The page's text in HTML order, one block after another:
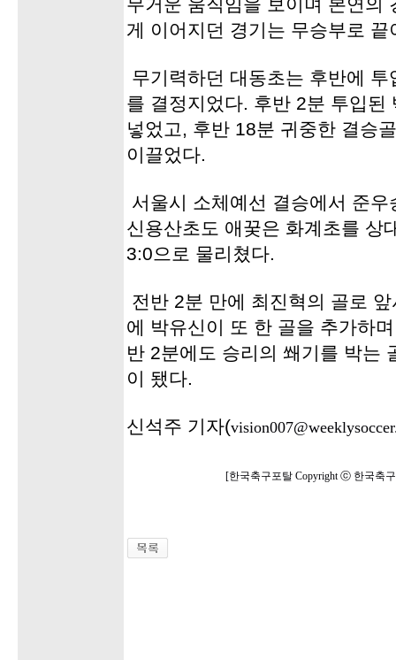
무거운 움직임을 보이며 본연의
게 이어지던 경기는 무승부로
무기력하던 대동초는 후반에
를 결정지었다. 후반 2분 투입된
넣었고, 후반 18분 귀중한 결승
이끌었다.
서울시 소체예선 결승에서 준
신용산초도 애꿎은 화계초를 상
3:0으로 물리쳤다.
전반 2분 만에 최진혁의 골로
에 박유신이 또 한 골을 추가하
반 2분에도 승리의 쐐기를 박는
이 됐다.
신석주 기자(
[한국축구포탈 Copyright ⓒ 한국축